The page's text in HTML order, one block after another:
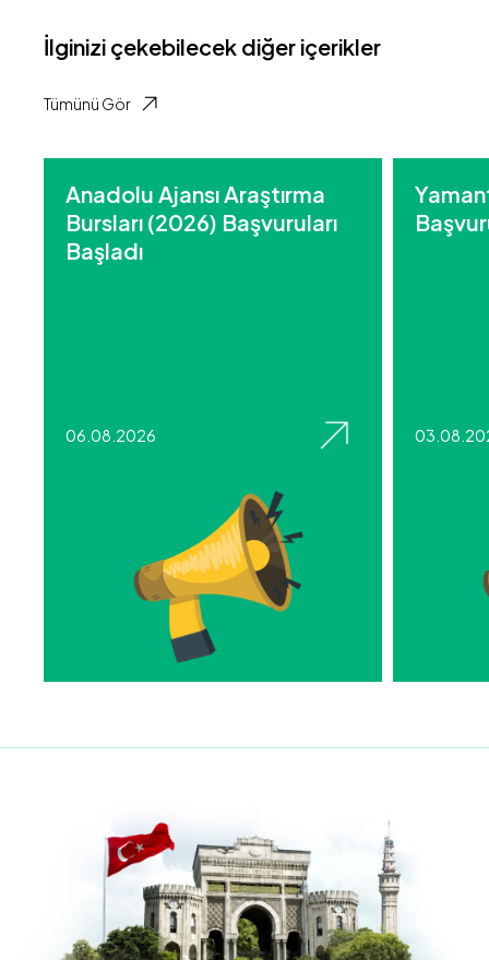
İlginizi çekebilecek diğer içerikler
Tümünü Gör
Anadolu Ajansı Araştırma
Bursları (2026) Başvuruları
Başladı
06.08.2026